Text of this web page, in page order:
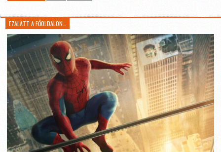
EZALATT A FŐOLDALON…